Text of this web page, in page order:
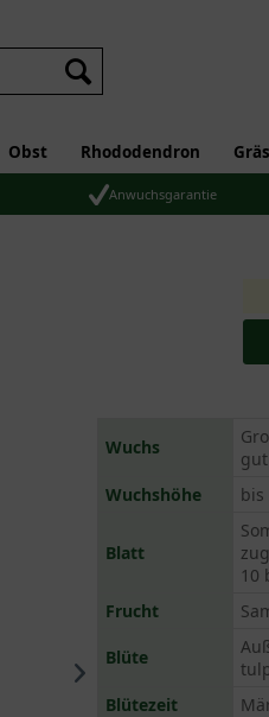
Obst Rhododendron
Anwuchsgarantie
Wuchs
Wuchshöhe
bis
Blatt
10
Frucht
Blüte
Blütezeit